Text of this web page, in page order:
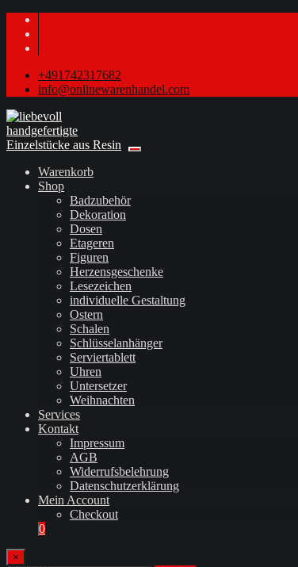
+491742317682
info@onlinewarenhandel.com
Warenkorb
Shop
Badzubehör
Dekoration
Dosen
Etageren
Figuren
Herzensgeschenke
Lesezeichen
individuelle Gestaltung
Ostern
Schalen
Schlüsselanhänger
Serviertablett
Uhren
Untersetzer
Weihnachten
Services
Kontakt
Impressum
AGB
Widerrufsbelehrung
Datenschutzerklärung
Mein Account
Checkout
0
×